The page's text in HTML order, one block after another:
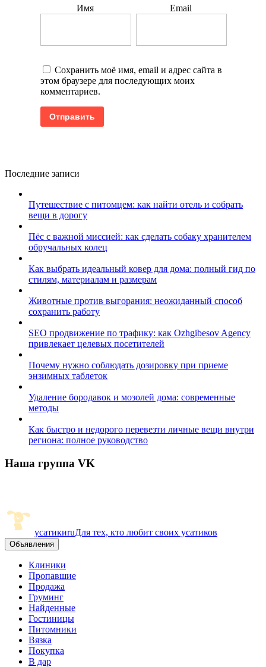
Имя Email
Сохранить моё имя, email и адрес сайта в
этом браузере для последующих моих
комментариев.
Последние записи
Путешествие с питомцем: как найти отель и собрать
вещи в дорогу
Пёс с важной миссией: как сделать собаку хранителем
обручальных колец
Как выбрать идеальный ковер для дома: полный гид по
стилям, материалам и размерам
Животные против выгорания: неожиданный способ
сохранить работу
SEO продвижение по трафику: как Ozhgibesov Agency
привлекает целевых посетителей
Почему нужно соблюдать дозировку при приеме
энзимных таблеток
Удаление бородавок и мозолей дома: современные
методы
Как быстро и недорого перевезти личные вещи внутри
региона: полное руководство
Наша группа VK
усатикиruДля тех, кто любит своих усатиков
Объявления
Клиники
Пропавшие
Продажа
Груминг
Найденные
Гостиницы
Питомники
Вязка
Покупка
В дар